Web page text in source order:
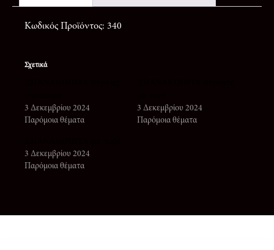
Κωδικός Προϊόντος: 340
Σχετικά
3 Δεκεμβρίου 2024
Παρόμοια θέματα
3 Δεκεμβρίου 2024
Παρόμοια θέματα
3 Δεκεμβρίου 2024
Παρόμοια θέματα